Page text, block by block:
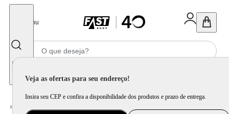
Menu
Veja as ofertas para seu endereço!
Insira seu CEP e confira a disponibilidade dos produtos e prazo de entrega.
Home